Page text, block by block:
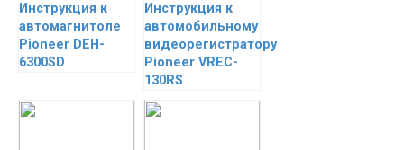
Инструкция к
автомагнитоле
Pioneer DEH-
6300SD
Инструкция к
автомобильному
видеорегистратору
Pioneer VREC-
130RS